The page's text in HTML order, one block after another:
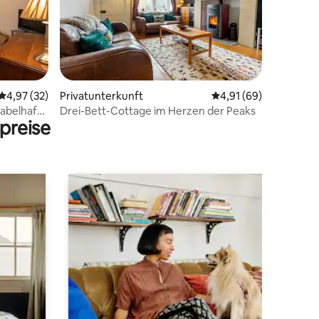
Bewertungen Bewertung: 4,97 von 5, 32 Bewertungen
4,97 (32)
Privatunterkunft Durchschnittliche
4,91 (69)
Drei-Bett-Cottage im Herzen der Peaks